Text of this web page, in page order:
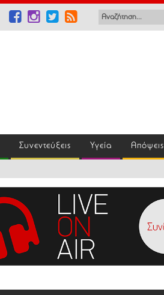
Συνεντεύξεις Υγεία Απόψεις